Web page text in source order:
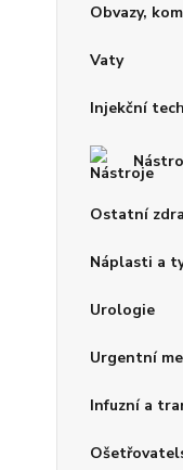
Obvazy,
Vaty
Injekční
Ostatní
Náplasti a
Urologie
Urgentní
Infuzní a